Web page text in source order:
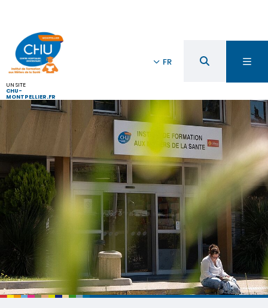
UN SITE
CHU-
MONTPELLIER.FR
FR